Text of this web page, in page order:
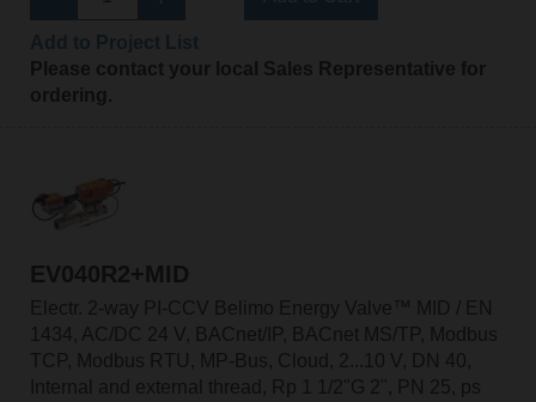
Please contact your local Sales Representative for
ordering.
EV040R2+MID
Electr. 2-way PI-CCV Belimo Energy Valve™ MID / EN
1434, AC/DC 24 V, BACnet/IP, BACnet MS/TP, Modbus
TCP, Modbus RTU, MP-Bus, Cloud, 2...10 V, DN 40,
Internal and external thread, Rp 1 1/2"G 2", PN 25, ps